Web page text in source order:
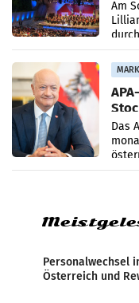
Am
im
Das
Personalwechsel
Österreich und